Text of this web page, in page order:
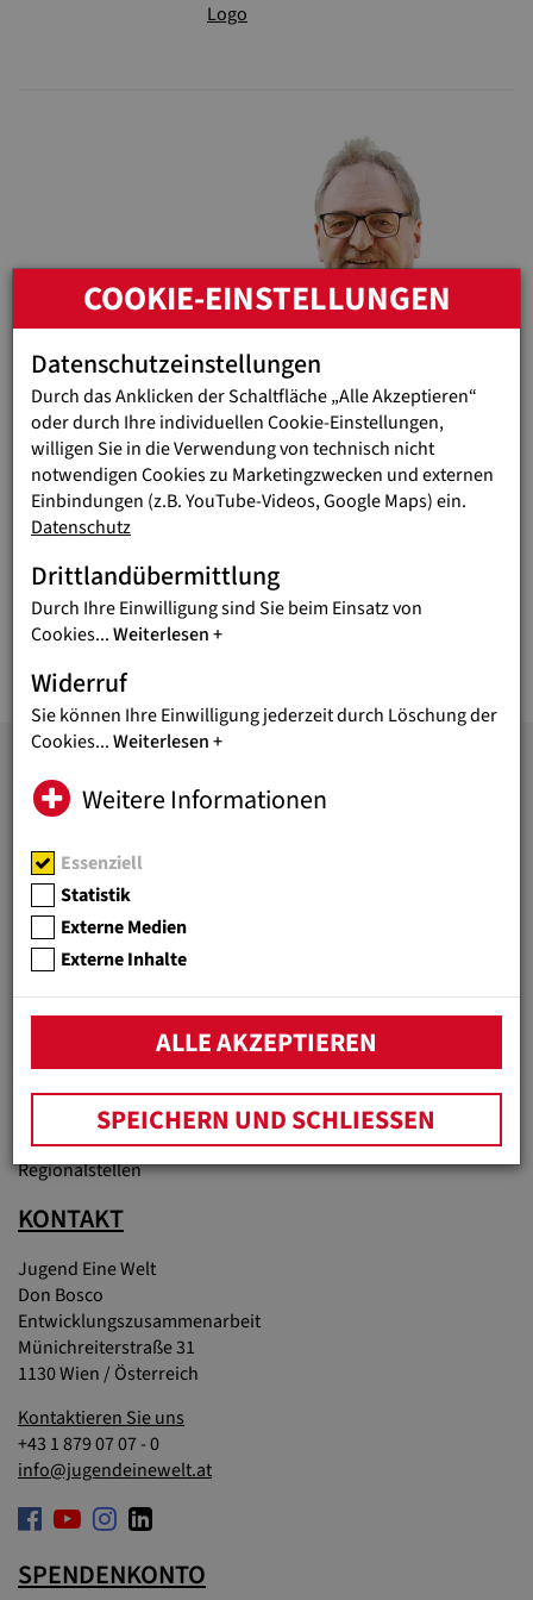
Sie haben Fragen? Wir helfen Ihnen
gerne!
Kontaktieren Sie uns: spenden@jugendeinewelt.at | Tel. 01
879 07 07 - 07
Reinhard Heiserer, Geschäftsführer
JUGEND EINE WELT
Bildung überwindet Armut!
Unter diesem Motto fördert
die Hilfsorganisation
Jugend Eine Welt bessere
Lebensperspektiven von
WICHTIGE LINKS
Materialien & Downloads
Partnerunternehmen
Regionalstellen
KONTAKT
Jugend Eine Welt
Don Bosco
Entwicklungszusammenarbeit
Münichreiterstraße 31
1130 Wien / Österreich
Kontaktieren Sie uns
+43 1 879 07 07 - 0
info@jugendeinewelt.at
SPENDENKONTO
COOKIE-EINSTELLUNGEN
Datenschutzeinstellungen
Durch das Anklicken der Schaltfläche „Alle Akzeptieren“
oder durch Ihre individuellen Cookie-Einstellungen,
willigen Sie in die Verwendung von technisch nicht
notwendigen Cookies zu Marketingzwecken und externen
Einbindungen (z.B. YouTube-Videos, Google Maps) ein.
Datenschutz
Drittlandübermittlung
Durch Ihre Einwilligung sind Sie beim Einsatz von
Cookies...Weiterlesen
Widerruf
Sie können Ihre Einwilligung jederzeit durch Löschung der
Cookies...Weiterlesen
Weitere Informationen
Essenziell
Statistik
Externe Medien
Externe Inhalte
ALLE AKZEPTIEREN
SPEICHERN UND SCHLIESSEN